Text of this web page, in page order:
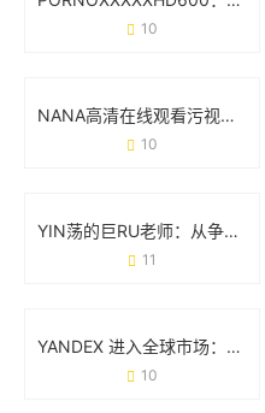
10
NANA高清在线观看污视频完整版：你需要知道的那些事
10
YIN荡的巨RU老师：从争议人设到文化符号的逆袭之路
11
YANDEX 进入全球市场：一场低调却凶猛的技术突围战
10